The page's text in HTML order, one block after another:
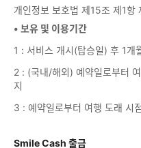
개인정보 보호법 제15조 제1항
• 보유 및 이용기간
1 : 서비스 개시(탑승일) 후 1개
2 : (국내/해외) 예약일로부터
지
3 : 예약일로부터 여행 도래 시
Smile Cash 출금